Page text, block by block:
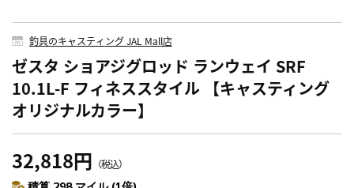
釣具のキャスティング JAL Mall店
ゼスタ ショアジグロッド ランウェイ SRF
10.1L-F フィネススタイル 【キャスティング
オリジナルカラー】
32,818円 （税込）